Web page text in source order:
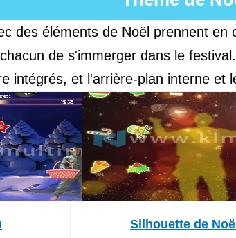
des éléments de Noël prennent
de s'immerger dans le
intégrés, et l'arrière-plan interne et
Silhouette de Noël